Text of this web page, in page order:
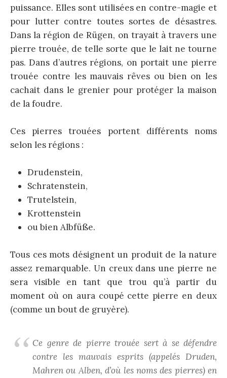
puissance. Elles sont utilisées en contre-magie et
pour lutter contre toutes sortes de désastres.
Dans la région de Rügen, on trayait à travers une
pierre trouée, de telle sorte que le lait ne tourne
pas. Dans d’autres régions, on portait une pierre
trouée contre les mauvais rêves ou bien on les
cachait dans le grenier pour protéger la maison
de la foudre.
Ces pierres trouées portent différents noms
selon les régions :
Drudenstein,
Schratenstein,
Trutelstein,
Krottenstein
ou bien Albfüße.
Tous ces mots désignent un produit de la nature
assez remarquable. Un creux dans une pierre ne
sera visible en tant que trou qu’à partir du
moment où on aura coupé cette pierre en deux
(comme un bout de gruyère).
Ce genre de pierre trouée sert à se défendre
contre les mauvais esprits (appelés Druden,
Mahren ou Alben, d’où les noms des pierres) en